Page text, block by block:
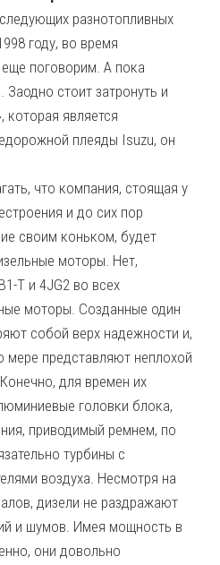
разнотопливных
году, во время
поговорим. А пока
Заодно стоит затронуть и
которая является
плеяды Isuzu, он
что компания, стоящая у
и до сих пор
своим коньком, будет
моторы. Нет,
T и 4JG2 во всех
моторы. Созданные один
собой верх надежности и,
мере представляют неплохой
для времен их
головки блока,
приводимый ремнем, по
турбины с
воздуха. Несмотря на
дизели не раздражают
и шумов. Имея мощность в
они довольно